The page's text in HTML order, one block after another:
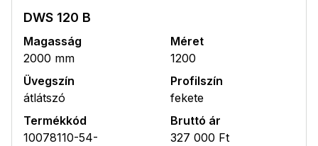
DWS 120 B
Magasság
2000 mm
Méret
1200
Üvegszín
átlátszó
Profilszín
fekete
Termékkód
10078110-54-
Bruttó ár
327 000 Ft